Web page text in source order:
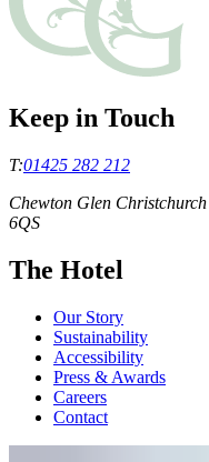
Keep in Touch
T:01425 282 212
Chewton Glen
6QS
The Hotel
Our Story
Sustainability
Accessibility
Press & Awards
Careers
Contact